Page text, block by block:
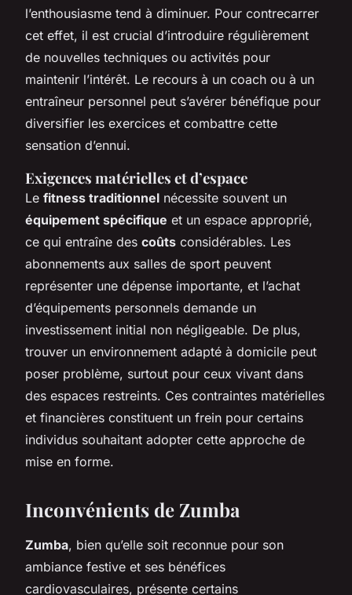
l’enthousiasme tend à diminuer. Pour contrecarrer
cet effet, il est crucial d’introduire régulièrement
de nouvelles techniques ou activités pour
maintenir l’intérêt. Le recours à un coach ou à un
entraîneur personnel peut s’avérer bénéfique pour
diversifier les exercices et combattre cette
sensation d’ennui.
Exigences matérielles et d’espace
Le fitness traditionnel nécessite souvent un
équipement spécifique et un espace approprié,
ce qui entraîne des coûts considérables. Les
abonnements aux salles de sport peuvent
représenter une dépense importante, et l’achat
d’équipements personnels demande un
investissement initial non négligeable. De plus,
trouver un environnement adapté à domicile peut
poser problème, surtout pour ceux vivant dans
des espaces restreints. Ces contraintes matérielles
et financières constituent un frein pour certains
individus souhaitant adopter cette approche de
mise en forme.
Inconvénients de Zumba
Zumba, bien qu’elle soit reconnue pour son
ambiance festive et ses bénéfices
cardiovasculaires, présente certains